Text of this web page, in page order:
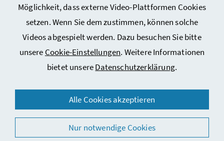
Möglichkeit, dass externe Video-Plattformen Cookies
setzen. Wenn Sie dem zustimmen, können solche
Videos abgespielt werden. Dazu besuchen Sie bitte
unsere Cookie-Einstellungen. Weitere Informationen
bietet unsereDatenschutzerklärung.
Alle Cookies akzeptieren
Nur notwendige Cookies
Cookie-Einstellungen
© 2026 Bundesministerium für Arbeit, Soziales, Gesundheit,
Pflege und Konsumentenschutz